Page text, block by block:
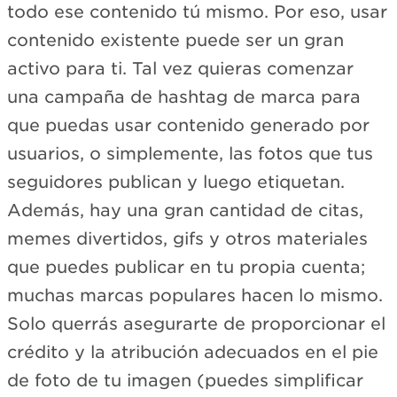
todo ese contenido tú mismo. Por eso, usar
contenido existente puede ser un gran
activo para ti. Tal vez quieras comenzar
una campaña de hashtag de marca para
que puedas usar contenido generado por
usuarios, o simplemente, las fotos que tus
seguidores publican y luego etiquetan.
Además, hay una gran cantidad de citas,
memes divertidos, gifs y otros materiales
que puedes publicar en tu propia cuenta;
muchas marcas populares hacen lo mismo.
Solo querrás asegurarte de proporcionar el
crédito y la atribución adecuados en el pie
de foto de tu imagen (puedes simplificar